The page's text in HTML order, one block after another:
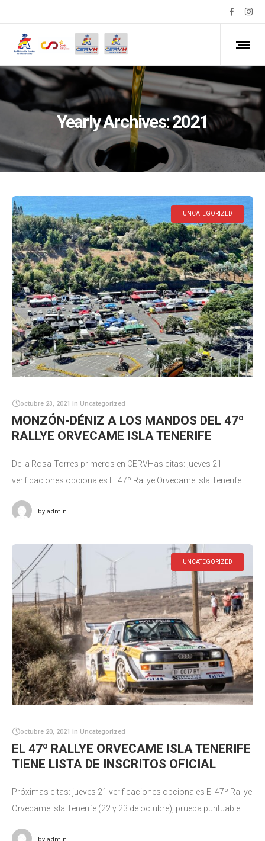
Yearly Archives: 2021
UNCATEGORIZED
octubre 23, 2021 in Uncategorized
MONZÓN-DÉNIZ A LOS MANDOS DEL 47º
RALLYE ORVECAME ISLA TENERIFE
De la Rosa-Torres primeros en CERVHas citas: jueves 21
verificaciones opcionales El 47º Rallye Orvecame Isla Tenerife
automovilística a
by admin
UNCATEGORIZED
octubre 20, 2021 in Uncategorized
EL 47º RALLYE ORVECAME ISLA TENERIFE
TIENE LISTA DE INSCRITOS OFICIAL
Próximas citas: jueves 21 verificaciones opcionales El 47º Rallye
Orvecame Isla Tenerife (22 y 23 de octubre), prueba puntuable
by admin